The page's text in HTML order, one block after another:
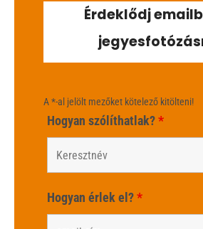
Érdeklődj
A *-al jelölt mezőket kötelező kitölteni!
Hogyan szólíthatlak?*
Hogyan érlek el?*